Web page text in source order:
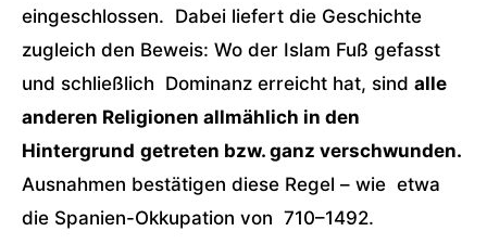
eingeschlossen. Dabei liefert die Geschichte
zugleich den Beweis: Wo der Islam Fuß gefasst
und schließlich Dominanz erreicht hat, sind alle
anderen Religionen allmählich in den
Hintergrund getreten bzw. ganz verschwunden.
Ausnahmen bestätigen diese Regel – wie etwa
die Spanien-Okkupation von 710–1492.